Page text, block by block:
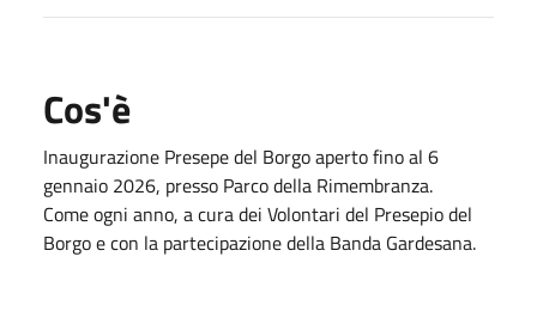
Cos'è
Inaugurazione Presepe del Borgo aperto fino al 6
gennaio 2026, presso Parco della Rimembranza.
Come ogni anno, a cura dei Volontari del Presepio del
Borgo e con la partecipazione della Banda Gardesana.